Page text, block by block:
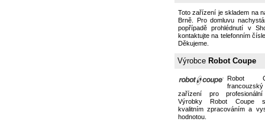
Toto zařízení je skladem na
Brně. Pro domluvu
popřípadě prohlédnutí v
kontaktujte na telefonním
Děkujeme.
Výrobce Robot Coupe
Robot
zařízení pro profesionální
Výrobky Robot Coupe
kvalitním zpracováním a
hodnotou.